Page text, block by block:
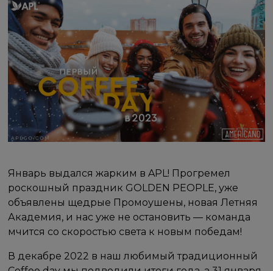
Январь выдался жарким в APL! Прогремел
роскошный праздник GOLDEN PEOPLE, уже
объявлены щедрые Промоушены, новая Летняя
Академия, и нас уже не остановить — команда
мчится со скоростью света к новым победам!
В декабре 2022 в наш любимый традиционный